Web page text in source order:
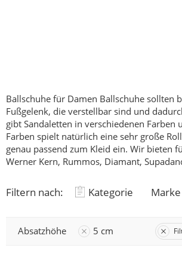
Ballschuhe für Damen Ballschuhe sollten
Fußgelenk, die verstellbar sind und
gibt Sandaletten in verschiedenen Farben
Farben spielt natürlich eine sehr große
genau passend zum Kleid ein. Wir bieten
Werner Kern, Rummos, Diamant,
Filtern nach: Kategorie Marke
Absatzhöhe 5 cm